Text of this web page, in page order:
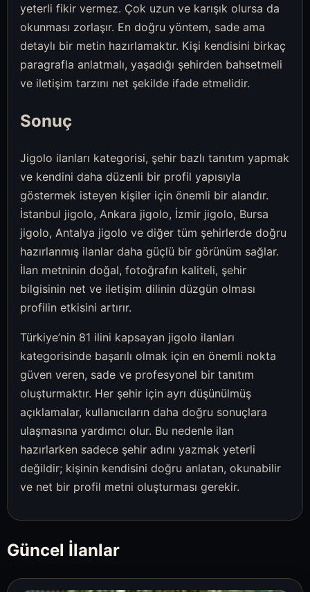
yeterli fikir vermez. Çok uzun ve karışık olursa da
okunması zorlaşır. En doğru yöntem, sade ama
detaylı bir metin hazırlamaktır. Kişi kendisini birkaç
paragrafla anlatmalı, yaşadığı şehirden bahsetmeli
ve iletişim tarzını net şekilde ifade etmelidir.
Sonuç
Jigolo ilanları kategorisi, şehir bazlı tanıtım yapmak
ve kendini daha düzenli bir profil yapısıyla
göstermek isteyen kişiler için önemli bir alandır.
İstanbul jigolo, Ankara jigolo, İzmir jigolo, Bursa
jigolo, Antalya jigolo ve diğer tüm şehirlerde doğru
hazırlanmış ilanlar daha güçlü bir görünüm sağlar.
İlan metninin doğal, fotoğrafın kaliteli, şehir
bilgisinin net ve iletişim dilinin düzgün olması
profilin etkisini artırır.
Türkiye’nin 81 ilini kapsayan jigolo ilanları
kategorisinde başarılı olmak için en önemli nokta
güven veren, sade ve profesyonel bir tanıtım
oluşturmaktır. Her şehir için ayrı düşünülmüş
açıklamalar, kullanıcıların daha doğru sonuçlara
ulaşmasına yardımcı olur. Bu nedenle ilan
hazırlarken sadece şehir adını yazmak yeterli
değildir; kişinin kendisini doğru anlatan, okunabilir
ve net bir profil metni oluşturması gerekir.
Güncel İlanlar